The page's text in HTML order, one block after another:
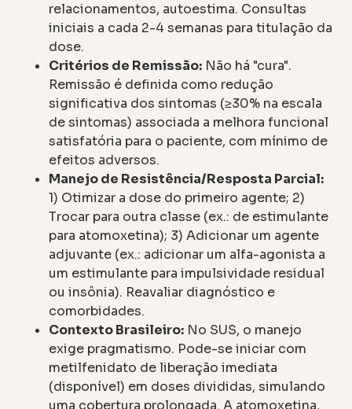
relacionamentos, autoestima. Consultas
iniciais a cada 2-4 semanas para titulação da
dose.
Critérios de Remissão: Não há "cura".
Remissão é definida como redução
significativa dos sintomas (≥30% na escala
de sintomas) associada a melhora funcional
satisfatória para o paciente, com mínimo de
efeitos adversos.
Manejo de Resistência/Resposta Parcial:
1) Otimizar a dose do primeiro agente; 2)
Trocar para outra classe (ex.: de estimulante
para atomoxetina); 3) Adicionar um agente
adjuvante (ex.: adicionar um alfa-agonista a
um estimulante para impulsividade residual
ou insônia). Reavaliar diagnóstico e
comorbidades.
Contexto Brasileiro: No SUS, o manejo
exige pragmatismo. Pode-se iniciar com
metilfenidato de liberação imediata
(disponível) em doses divididas, simulando
uma cobertura prolongada. A atomoxetina,